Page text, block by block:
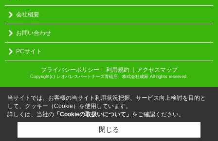
会社概要
お問い合わせ
PCサイト
プライバシーポリシー ｜ 利用規約 ｜アクセスマップ
Copyright(c) レオパレスパートナーズ青砥店 株式会社成家 All rights reserved.
当サイトでは、お客様の当サイト利用状況把握、サービス向上検討を目的と
して、クッキー（Cookie）を使用しています。
詳しくは、当社の 「Cookieの取扱いについて」 をご確認ください。
閉じる